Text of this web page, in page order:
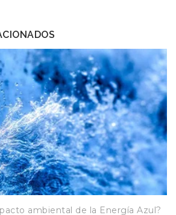
ambiental de la Energía Azul?